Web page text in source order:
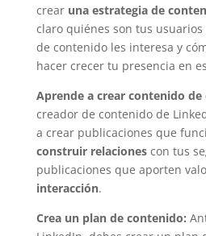
crear una estrategia de
claro quiénes son tus
de contenido les interesa y
hacer crecer tu presencia en
Aprende a crear contenido de
creador de contenido de
a crear publicaciones que
construir relacionescon tus
publicaciones que aporten
interacción.
Crea un plan de contenido: